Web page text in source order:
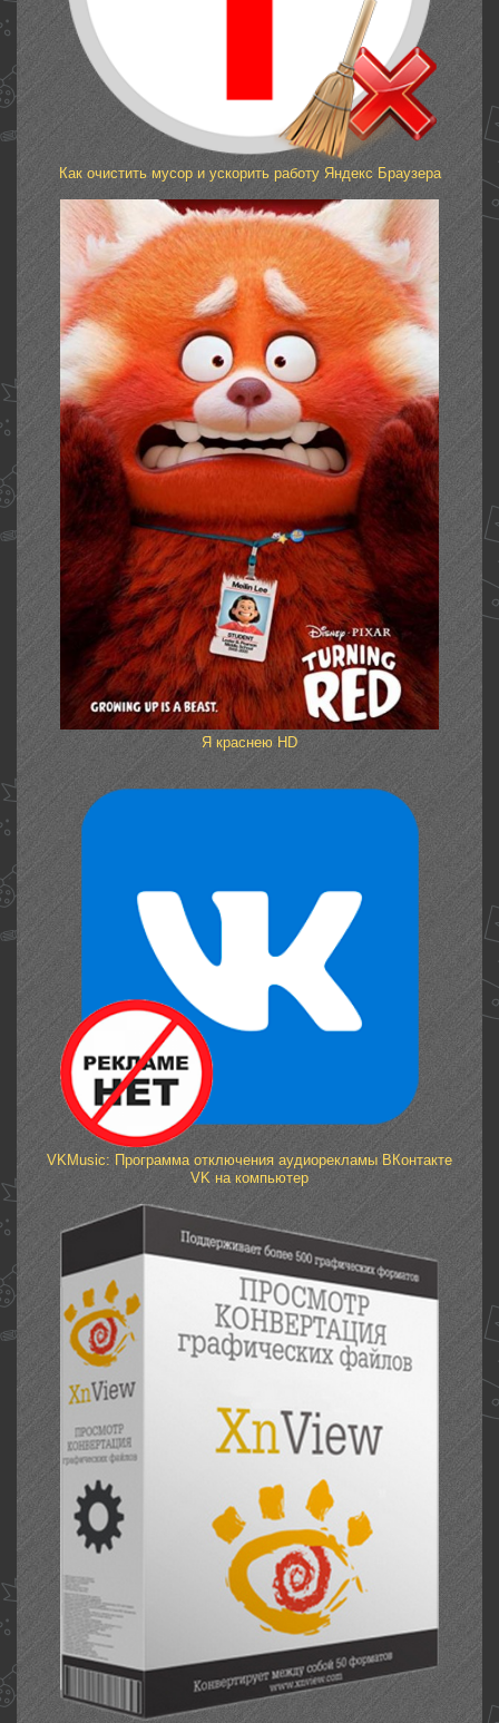
Как очистить мусор и ускорить работу Яндекс Браузера
Я краснею HD
VKMusic: Программа отключения аудиорекламы ВКонтакте
VK на компьютер